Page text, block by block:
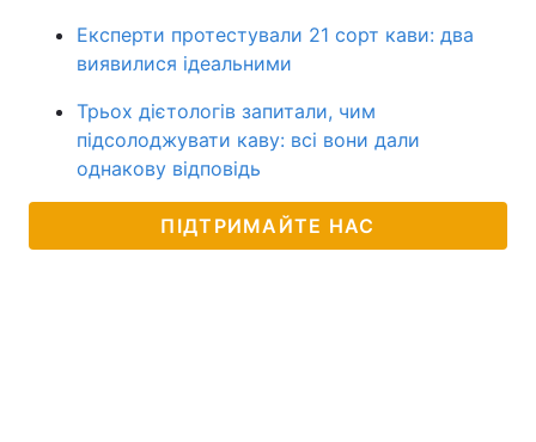
Експерти протестували 21 сорт кави: два
виявилися ідеальними
Трьох дієтологів запитали, чим
підсолоджувати каву: всі вони дали
однакову відповідь
ПІДТРИМАЙТЕ НАС